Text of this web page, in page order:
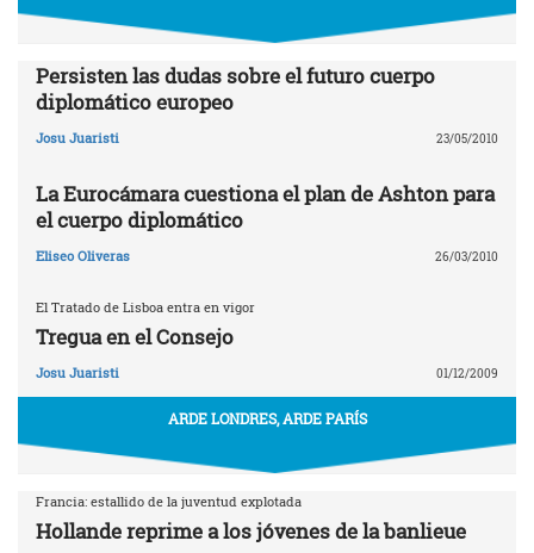
Persisten las dudas sobre el futuro cuerpo
diplomático europeo
Josu Juaristi 23/05/2010
La Eurocámara cuestiona el plan de Ashton para
el cuerpo diplomático
Eliseo Oliveras 26/03/2010
El Tratado de Lisboa entra en vigor
Tregua en el Consejo
Josu Juaristi 01/12/2009
ARDE LONDRES, ARDE PARÍS
Francia: estallido de la juventud explotada
Hollande reprime a los jóvenes de la banlieue